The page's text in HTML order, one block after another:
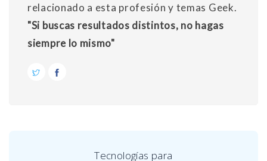
relacionado a esta profesión y temas Geek.
"Si buscas resultados distintos, no hagas
siempre lo mismo"
Tecnologías para